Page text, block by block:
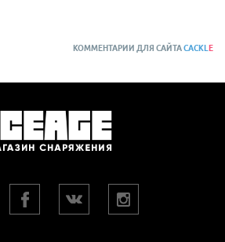
КОММЕНТАРИИ ДЛЯ САЙТАCACKL E